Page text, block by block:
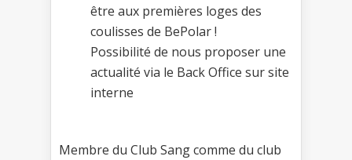
être aux premières loges des
coulisses de BePolar !
Possibilité de nous proposer une
actualité via le Back Office sur site
interne
Membre du Club Sang comme du club